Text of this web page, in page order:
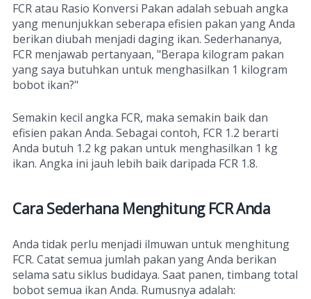
FCR atau Rasio Konversi Pakan adalah sebuah angka
yang menunjukkan seberapa efisien pakan yang Anda
berikan diubah menjadi daging ikan. Sederhananya,
FCR menjawab pertanyaan, "Berapa kilogram pakan
yang saya butuhkan untuk menghasilkan 1 kilogram
bobot ikan?"
Semakin kecil angka FCR, maka semakin baik dan
efisien pakan Anda. Sebagai contoh, FCR 1.2 berarti
Anda butuh 1.2 kg pakan untuk menghasilkan 1 kg
ikan. Angka ini jauh lebih baik daripada FCR 1.8.
Cara Sederhana Menghitung FCR Anda
Anda tidak perlu menjadi ilmuwan untuk menghitung
FCR. Catat semua jumlah pakan yang Anda berikan
selama satu siklus budidaya. Saat panen, timbang total
bobot semua ikan Anda. Rumusnya adalah: